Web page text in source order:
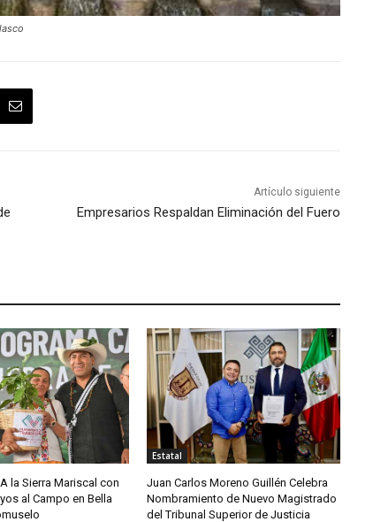
Artículo siguiente
Empresarios Respaldan Eliminación del Fuero
la Sierra Mariscal con
al Campo en Bella
Estatal
Juan Carlos Moreno Guillén Celebra
Nombramiento de Nuevo Magistrado
del Tribunal Superior de Justicia